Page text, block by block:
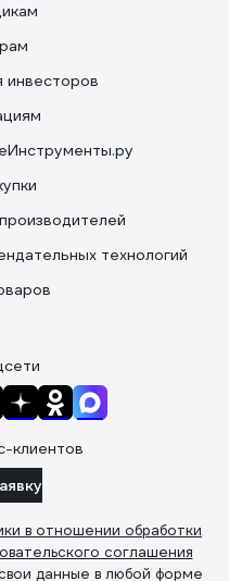
технологий
клиентов
в отношении обработки
соглашения
данные в любой форме